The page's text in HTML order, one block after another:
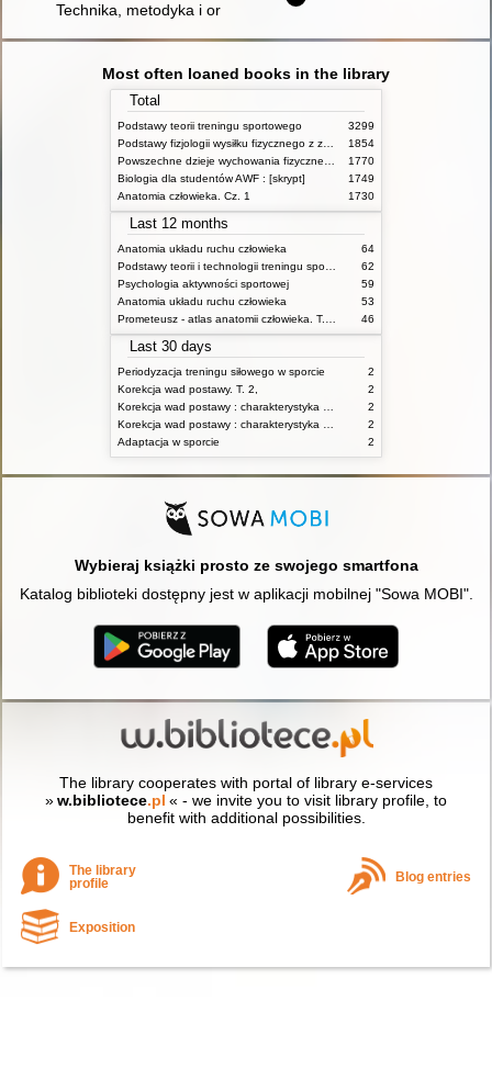
Technika, metodyka i organizacja szkolenia snowboardowego
Most often loaned books in the library
Total
Podstawy teorii treningu sportowego
3299
1854
1770
Biologia dla studentów AWF : [skrypt]
1749
Anatomia człowieka. Cz. 1
1730
Last 12 months
Anatomia układu ruchu człowieka
64
62
Psychologia aktywności sportowej
59
Anatomia układu ruchu człowieka
53
46
Last 30 days
Periodyzacja treningu siłowego w sporcie
2
Korekcja wad postawy. T. 2,
2
2
2
Adaptacja w sporcie
2
Wybieraj książki prosto ze swojego smartfona
Katalog biblioteki dostępny jest w aplikacji mobilnej "Sowa MOBI".
The library cooperates with portal of library e-services
»w.bibliotece.pl « - we invite you to visit library profile, to
benefit with additional possibilities.
The library
profile
Blog entries
Exposition